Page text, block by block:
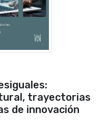
trayectorias
de innovación